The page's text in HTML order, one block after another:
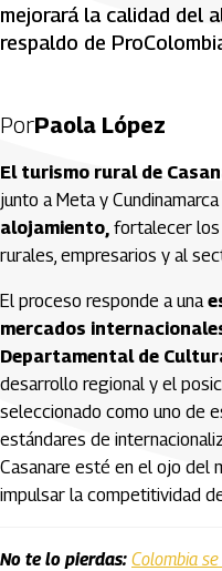
mejorará la calidad del
respaldo de
PorPaola López
El turismo rural de
junto a Meta y
alojamiento, fortalecer los
rurales, empresarios y al
El proceso responde a una
mercados
Departamental de
desarrollo regional y el
seleccionado como uno de
estándares de
Casanare esté en el ojo del
impulsar la competitividad
No te lo pierdas: Colombia